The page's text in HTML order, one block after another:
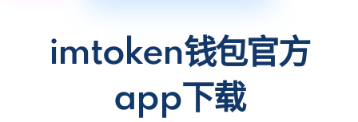
imtoken钱包官方
app下载